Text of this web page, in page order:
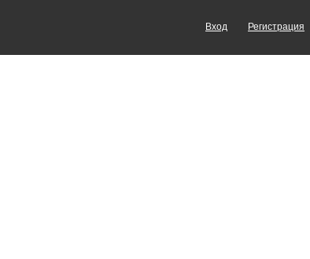
Вход Регистрация